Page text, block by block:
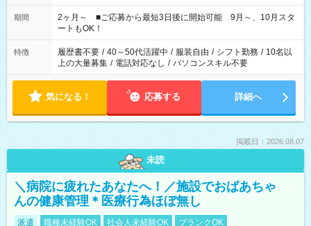
「家族とお休みを合わせたい」 「余裕を持って夕飯の準備がし
たい」 「できれば残業はしたくない」 など、ご希望があれば教
えてくださいね。 ※Wワーク希望の方へ 今ご覧のお仕事で希望
する勤務時間と、もう1つのお仕事の勤務時間。 合計で週40時
間を超える場合は応募できません
期間
2ヶ月～ ■ご応募から最短3日後に開始可能 9月～、10月スタ
ートもOK！
特徴 履歴書不要 / 40～50代活躍中 / 服装自由 / シフト勤務 / 10名以
上の大量募集 / 電話対応なし / パソコンスキル不要
気になる！ 応募する 詳細へ
掲載日：2026.08.07
未読
＼病院に疲れたあなたへ！／施設でおばあちゃ
んの健康管理＊医療行為ほぼ無し
派遣 職種未経験OK 社会人未経験OK
ブランクOK